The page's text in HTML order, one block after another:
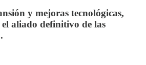
y mejoras tecnológicas,
aliado definitivo de las